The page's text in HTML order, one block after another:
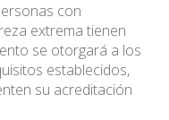
con
extrema tienen
se otorgará a los
establecidos,
su acreditación